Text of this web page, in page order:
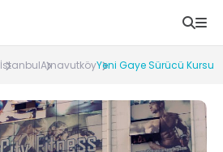
İstanbulArnavutköyYeni Gaye Sürücü Kursu